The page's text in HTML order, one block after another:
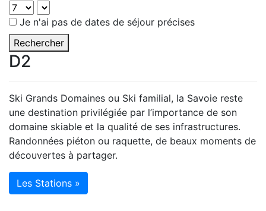
Je n'ai pas de dates de séjour précises
Rechercher
D2
Ski Grands Domaines ou Ski familial, la Savoie reste
une destination privilégiée par l’importance de son
domaine skiable et la qualité de ses infrastructures.
Randonnées piéton ou raquette, de beaux moments de
découvertes à partager.
Les Stations »